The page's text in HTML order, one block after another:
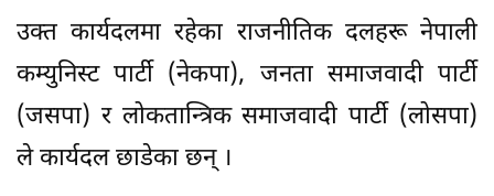
उक्त कार्यदलमा रहेका राजनीतिक दलहरू नेपाली
कम्युनिस्ट पार्टी (नेकपा), जनता समाजवादी पार्टी
(जसपा) र लोकतान्त्रिक समाजवादी पार्टी (लोसपा)
ले कार्यदल छाडेका छन् ।